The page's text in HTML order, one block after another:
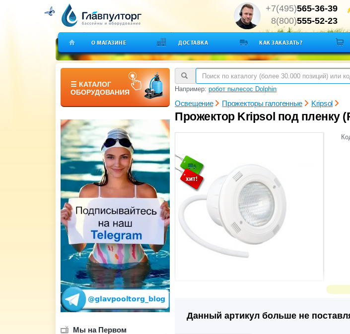
+7(495)565-36-39
8(800)555-52-23
О МАГАЗИНЕ ДОСТАВКА КАК ЗАКАЗАТЬ?
☰ КАТАЛОГ
ОБОРУДОВАНИЯ
Мы на Первом
Например: робот пылесос Dolphin
Освещение Прожекторы галогенные Kripsol
Прожектор Kripsol под пленку
Данный артикул больше не